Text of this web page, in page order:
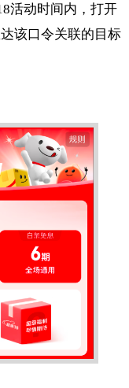
活动时间内，打开
该口令关联的目标